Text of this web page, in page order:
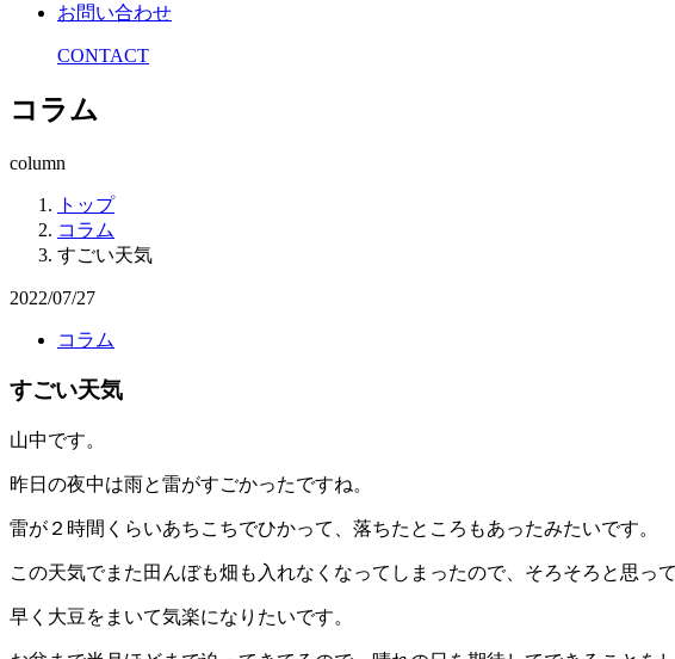
お問い合わせ
CONTACT
コラム
column
トップ
コラム
すごい天気
2022/07/27
コラム
すごい天気
山中です。
昨日の夜中は雨と雷がすごかったですね。
雷が２時間くらいあちこちでひかって、落ちたところもあったみたいです。
この天気でまた田んぼも畑も入れなくなってしまったので、そろそろと思っ
早く大豆をまいて気楽になりたいです。